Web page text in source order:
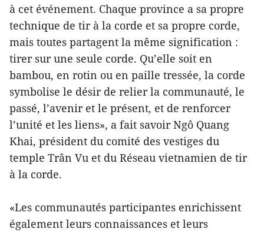
à cet événement. Chaque province a sa propre
technique de tir à la corde et sa propre corde,
mais toutes partagent la même signification :
tirer sur une seule corde. Qu’elle soit en
bambou, en rotin ou en paille tressée, la corde
symbolise le désir de relier la communauté, le
passé, l’avenir et le présent, et de renforcer
l’unité et les liens», a fait savoir Ngô Quang
Khai, président du comité des vestiges du
temple Trân Vu et du Réseau vietnamien de tir
à la corde.
«Les communautés participantes enrichissent
également leurs connaissances et leurs